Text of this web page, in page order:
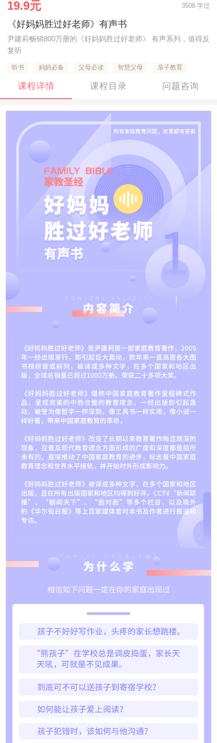
19.9元 3508 学过
《好妈妈胜过好老师》有声书
尹建莉畅销800万册的《好妈妈胜过好老师》 有声系列，值得反
复听
听书 妈妈必备 父母必读 智慧父母 亲子教育
课程详情 课程目录 问题咨询